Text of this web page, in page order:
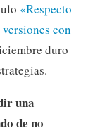
«Respecto
con
duro
una
de no